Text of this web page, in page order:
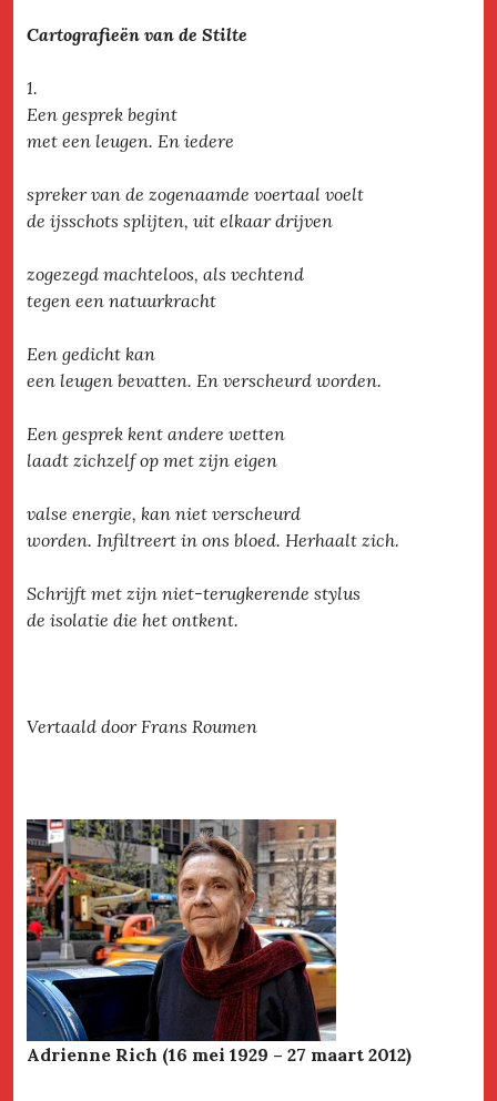
Cartografieën van de Stilte
1.
Een gesprek begint
met een leugen. En iedere
spreker van de zogenaamde voertaal voelt
de ijsschots splijten, uit elkaar drijven
zogezegd machteloos, als vechtend
tegen een natuurkracht
Een gedicht kan
een leugen bevatten. En verscheurd worden.
Een gesprek kent andere wetten
laadt zichzelf op met zijn eigen
valse energie, kan niet verscheurd
worden. Infiltreert in ons bloed. Herhaalt zich.
Schrijft met zijn niet-terugkerende stylus
de isolatie die het ontkent.
Vertaald door Frans Roumen
Adrienne Rich (16 mei 1929 – 27 maart 2012)